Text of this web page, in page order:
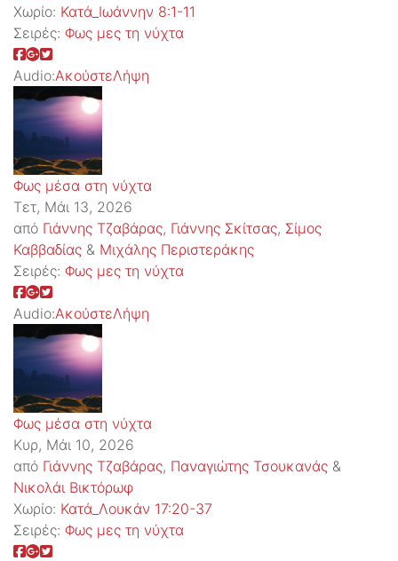
Χωρίο: Κατά_Ιωάννην 8:1-11
Σειρές: Φως μες τη νύχτα
Audio:ΑκούστεΛήψη
Φως μέσα στη νύχτα
Τετ, Μάι 13, 2026
από Γιάννης Τζαβάρας, Γιάννης Σκίτσας, Σίμος
Καββαδίας & Μιχάλης Περιστεράκης
Σειρές: Φως μες τη νύχτα
Audio:ΑκούστεΛήψη
Φως μέσα στη νύχτα
Κυρ, Μάι 10, 2026
από Γιάννης Τζαβάρας, Παναγιώτης Τσουκανάς &
Νικολάι Βικτόρωφ
Χωρίο: Κατά_Λουκάν 17:20-37
Σειρές: Φως μες τη νύχτα